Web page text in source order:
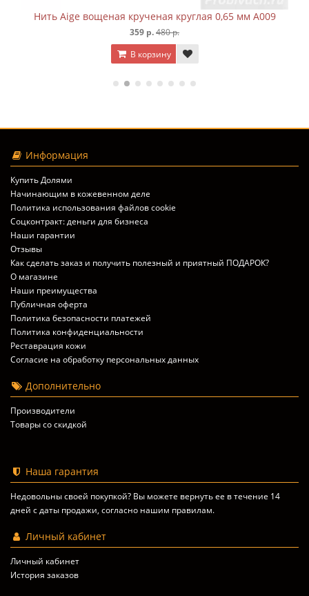
Нить Aige вощеная крученая круглая 0,65 мм A009
359 р.480 р.
В корзину
Информация
Купить Долями
Начинающим в кожевенном деле
Политика использования файлов cookie
Соцконтракт: деньги для бизнеса
Наши гарантии
Отзывы
Как сделать заказ и получить полезный и приятный ПОДАРОК?
О магазине
Наши преимущества
Публичная оферта
Политика безопасности платежей
Политика конфиденциальности
Реставрация кожи
Согласие на обработку персональных данных
Дополнительно
Производители
Товары со скидкой
Наша гарантия
Недовольны своей покупкой? Вы можете вернуть ее в течение 14
дней с даты продажи, согласно нашим правилам.
Личный кабинет
Личный кабинет
История заказов